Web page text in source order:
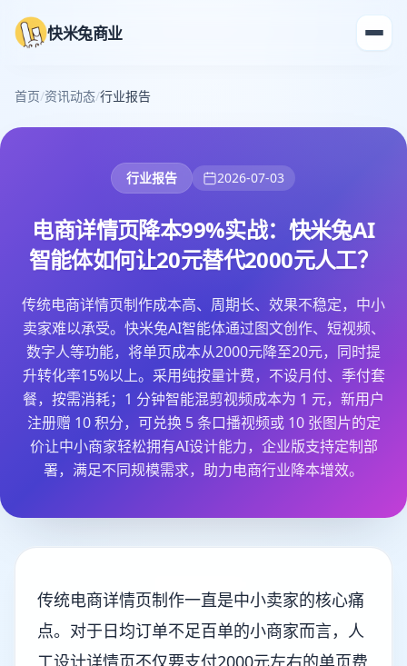
快米兔商业
首页/资讯动态/行业报告
行业报告 2026-07-03
电商详情页降本99%实战：快米兔AI
智能体如何让20元替代2000元人工？
传统电商详情页制作成本高、周期长、效果不稳定，中小
卖家难以承受。快米兔AI智能体通过图文创作、短视频、
数字人等功能，将单页成本从2000元降至20元，同时提
升转化率15%以上。采用纯按量计费，不设月付、季付套
餐，按需消耗；1 分钟智能混剪视频成本为 1 元，新用户
注册赠 10 积分，可兑换 5 条口播视频或 10 张图片的定
价让中小商家轻松拥有AI设计能力，企业版支持定制部
署，满足不同规模需求，助力电商行业降本增效。
传统电商详情页制作一直是中小卖家的核心痛
点。对于日均订单不足百单的小商家而言，人
工设计详情页不仅要支付2000元左右的单页费